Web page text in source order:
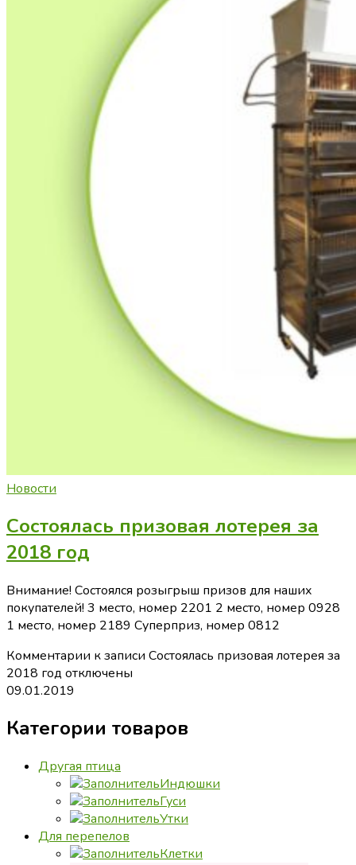
Новости
Состоялась призовая лотерея за
2018 год
Внимание! Состоялся розыгрыш призов для наших
покупателей! 3 место, номер 2201 2 место, номер 0928
1 место, номер 2189 Суперприз, номер 0812
Комментарии к записи Состоялась призовая лотерея за
2018 год отключены
09.01.2019
Категории товаров
Другая птица
Индюшки
Гуси
Утки
Для перепелов
Клетки